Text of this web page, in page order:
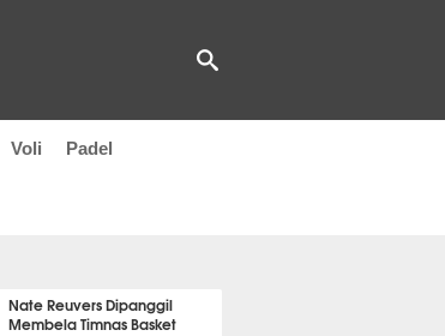
Voli Padel
Nate Reuvers Dipanggil
Membela Timnas Basket